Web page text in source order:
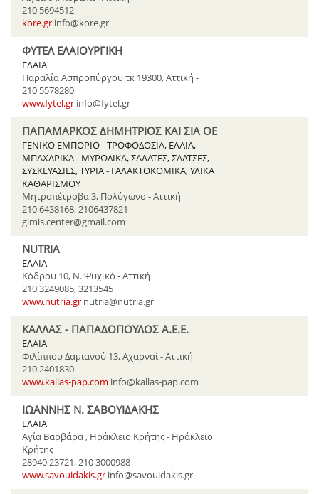
210 5694512
kore.gr info@kore.gr
ΦΥΤΕΛ ΕΛΑΙΟΥΡΓΙΚΗ
ΕΛΑΙΑ
Παραλία Ασπροπύργου τκ 19300, Αττική -
210 5578280
www.fytel.gr info@fytel.gr
ΠΑΠΑΜΑΡΚΟΣ ΔΗΜΗΤΡΙΟΣ ΚΑΙ ΣΙΑ ΟΕ
ΓΕΝΙΚΟ ΕΜΠΟΡΙΟ - ΤΡΟΦΟΔΟΣΙΑ, ΕΛΑΙΑ,
ΜΠΑΧΑΡΙΚΑ - ΜΥΡΩΔΙΚΑ, ΣΑΛΑΤΕΣ, ΣΑΛΤΣΕΣ,
ΣΥΣΚΕΥΑΣΙΕΣ, ΤΥΡΙΑ - ΓΑΛΑΚΤΟΚΟΜΙΚΑ, ΥΛΙΚΑ
ΚΑΘΑΡΙΣΜΟΥ
Μητροπέτροβα 3, Πολύγωνο - Αττική
210 6438168, 2106437821
gimis.center@gmail.com
NUTRIA
ΕΛΑΙΑ
Κόδρου 10, Ν. Ψυχικό - Αττική
210 3249085, 3213545
www.nutria.gr nutria@nutria.gr
ΚΑΛΛΑΣ - ΠΑΠΑΔΟΠΟΥΛΟΣ Α.Ε.Ε.
ΕΛΑΙΑ
Φιλίππου Δαμιανού 13, Αχαρναί - Αττική
210 2401830
www.kallas-pap.com info@kallas-pap.com
ΙΩΑΝΝΗΣ Ν. ΣΑΒΟΥΙΔΑΚΗΣ
ΕΛΑΙΑ
Αγία Βαρβάρα , Ηράκλειο Κρήτης - Ηράκλειο
Κρήτης
28940 23721, 210 3000988
www.savouidakis.gr info@savouidakis.gr